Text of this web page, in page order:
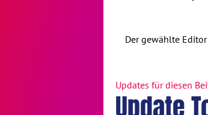
Der gewählte Editor
Updates für diesen